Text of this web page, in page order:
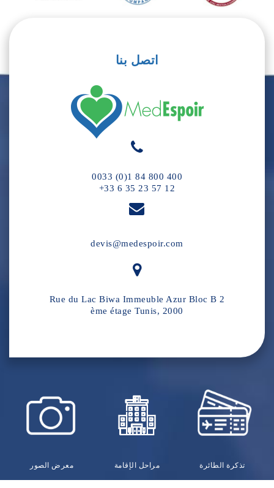
اتصل بنا
0033 (0)1 84 800 400
+33 6 35 23 57 12
devis@medespoir.com
Rue du Lac Biwa Immeuble Azur Bloc B 2
ème étage Tunis, 2000
تذكرة الطائرة مراحل الإقامة معرض الصور